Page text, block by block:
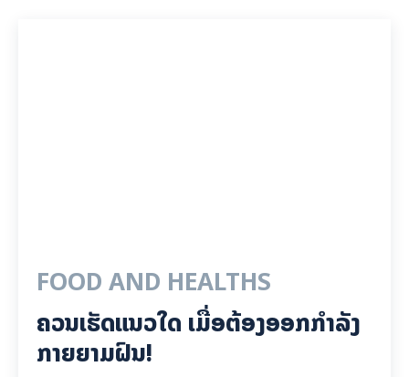
FOOD AND HEALTHS
ຄວນເຮັດແນວໃດ ເມື່ອຕ້ອງອອກກຳລັງ
ກາຍຍາມຝົນ!